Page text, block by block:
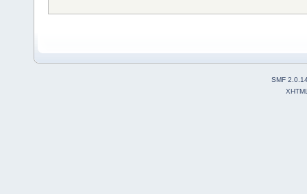
SMF